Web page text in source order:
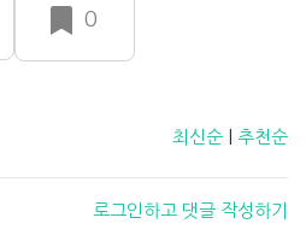
0
최신순 추천순
로그인하고 댓글 작성하기